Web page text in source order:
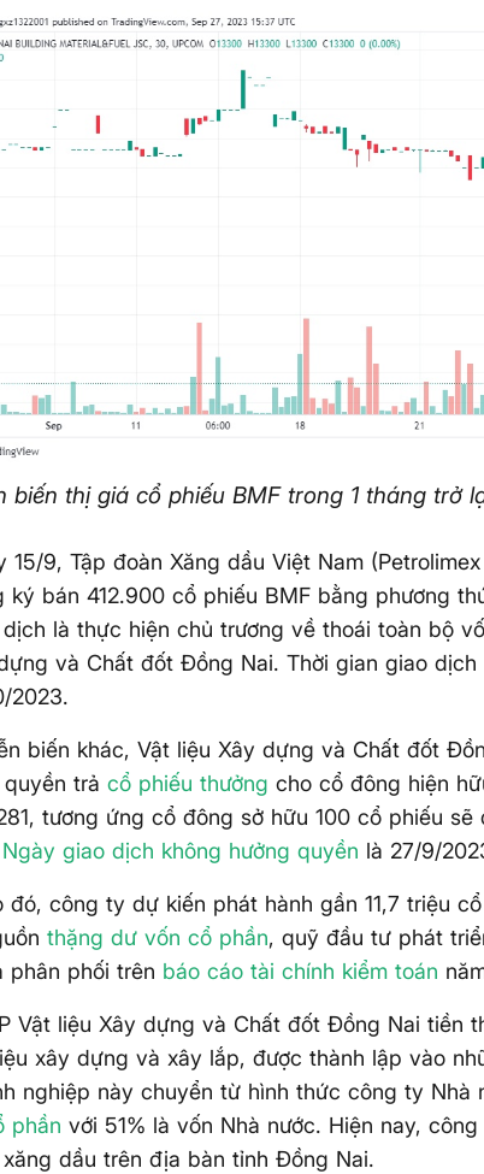
biến thị giá cổ phiếu BMF trong 1 tháng trở
15/9, Tập đoàn Xăng dầu Việt Nam
ký bán 412.900 cổ phiếu BMF bằng phương
là thực hiện chủ trương về thoái toàn bộ
và Chất đốt Đồng Nai. Thời gian giao
2023.
biến khác, Vật liệu Xây dựng và Chất đốt
quyền trảcổ phiếu thưởng cho cổ đông hiện
tương ứng cổ đông sở hữu 100 cổ phiếu sẽ
Ngày giao dịch không hưởng quyền là 27/9/
đó, công ty dự kiến phát hành gần 11,7 triệu
thặng dư vốn cổ phần, quỹ đầu tư phát
phân phối trên báo cáo tài chính kiểm toán
Vật liệu Xây dựng và Chất đốt Đồng Nai tiền
xây dựng và xây lắp, được thành lập vào
nghiệp này chuyển từ hình thức công ty
phần với 51% là vốn Nhà nước. Hiện nay,
dầu trên địa bàn tỉnh Đồng Nai.